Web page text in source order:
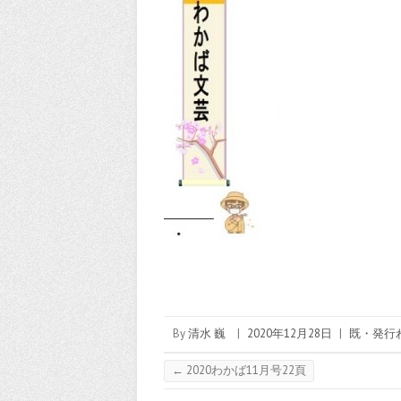
By清水 巍 | 2020年12月28日 | 既・発行
← 2020わかば11月号22頁